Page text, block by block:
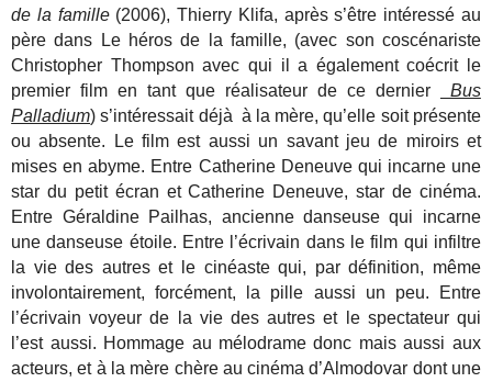
de la famille(2006), Thierry Klifa, après s’être intéressé au
père dans Le héros de la famille, (avec son coscénariste
Christopher Thompson avec qui il a également coécrit le
premier film en tant que réalisateur de ce dernier
Bus
Palladium) s’intéressait déjà à la mère, qu’elle soit présente
ou absente. Le film est aussi un savant jeu de miroirs et
mises en abyme. Entre Catherine Deneuve qui incarne une
star du petit écran et Catherine Deneuve, star de cinéma.
Entre Géraldine Pailhas, ancienne danseuse qui incarne
une danseuse étoile. Entre l’écrivain dans le film qui infiltre
la vie des autres et le cinéaste qui, par définition, même
involontairement, forcément, la pille aussi un peu. Entre
l’écrivain voyeur de la vie des autres et le spectateur qui
l’est aussi. Hommage au mélodrame donc mais aussi aux
acteurs, et à la mère chère au cinéma d’Almodovar dont une